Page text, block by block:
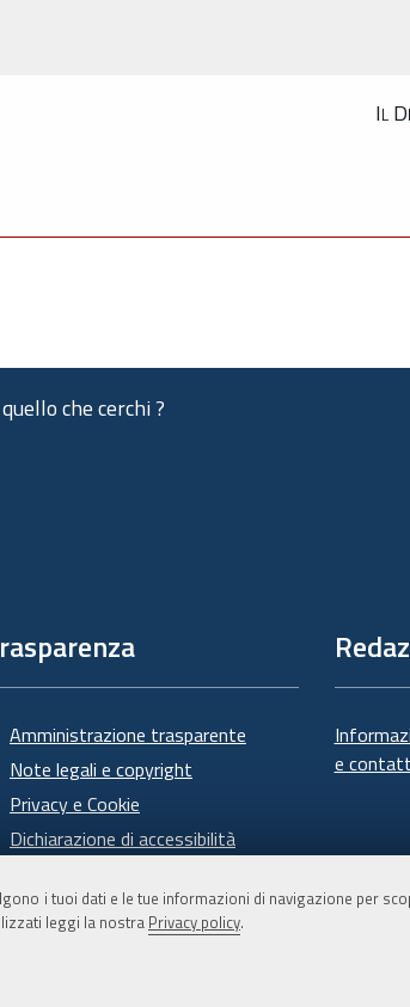
i tuoi dati e le tue informazioni di navigazione per
leggi la nostra Privacy policy.
Il
che cerchi ?
Amministrazione trasparente
Note legali e copyright
Privacy e Cookie
Dichiarazione di accessibilità
e